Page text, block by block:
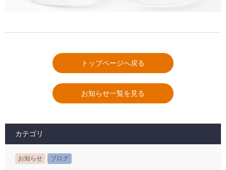
トップページへ戻る
お知らせ一覧を見る
カテゴリ
お知らせ ブログ